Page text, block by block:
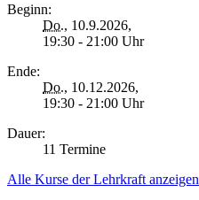
Beginn:
Do., 10.9.2026,
19:30 - 21:00 Uhr
Ende:
Do., 10.12.2026,
19:30 - 21:00 Uhr
Dauer:
11 Termine
Alle Kurse der Lehrkraft anzeigen